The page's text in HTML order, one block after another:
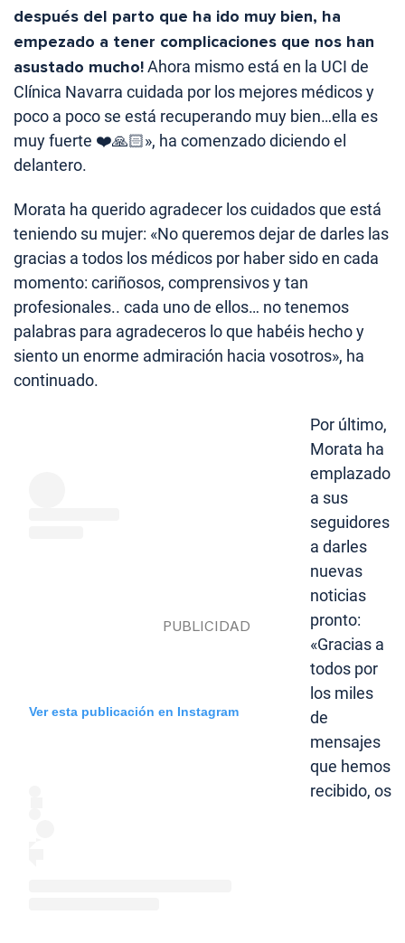
después del parto que ha ido muy bien, ha
empezado a tener complicaciones que nos han
asustado mucho!Ahora mismo está en la UCI de
Clínica Navarra cuidada por los mejores médicos y
poco a poco se está recuperando muy bien…ella es
muy fuerte ❤️🙏🏻», ha comenzado diciendo el
delantero.
Morata ha querido agradecer los cuidados que está
teniendo su mujer: «No queremos dejar de darles las
gracias a todos los médicos por haber sido en cada
momento: cariñosos, comprensivos y tan
profesionales.. cada uno de ellos… no tenemos
palabras para agradeceros lo que habéis hecho y
siento un enorme admiración hacia vosotros», ha
continuado.
Ver esta publicación en Instagram
Por último,
Morata ha
emplazado
a sus
seguidores
a darles
nuevas
noticias
pronto:
«Gracias a
todos por
los miles
de
mensajes
que hemos
recibido, os